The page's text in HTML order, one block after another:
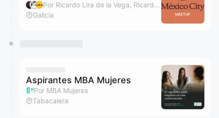
Por Ricardo Lira de la Vega, Ricardo Rodriguez y Galicia
Galicia
Aspirantes MBA Mujeres
Por MBA Mujeres
Tabacalera